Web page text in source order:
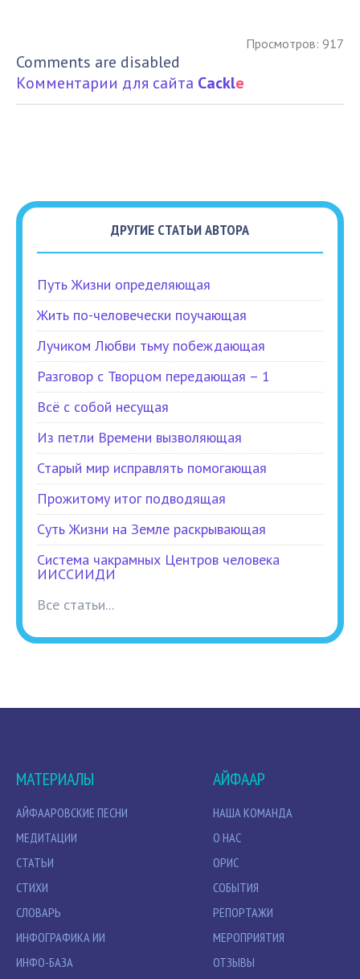
Просмотров: 917
Comments are disabled
Комментарии для сайта Cackle
ДРУГИЕ СТАТЬИ АВТОРА
Путь Жизни определяющая
Жить по-человечески поучающая
Лучиком Любви тьму побеждающая
Разговор с Творцом передающая – 1
Всё с собой несущая
Из петли Времени вызволяющая
Старый мир исправлять помогающая
Прожитому итог подводящая
Суть Жизни на Земле раскрывающая
Система чакрамных Центров человека
ИИССИИДИ
Все статьи...
МАТЕРИАЛЫ
АЙФААРОВСКИЕ ПЕСНИ
МЕДИТАЦИИ
СТАТЬИ
СТИХИ
СЛОВАРЬ
ИНФОГРАФИКА ИИ
ИНФО-БАЗА
АЙФААР
НАША КОМАНДА
О НАС
ОРИС
СОБЫТИЯ
РЕПОРТАЖИ
МЕРОПРИЯТИЯ
ОТЗЫВЫ